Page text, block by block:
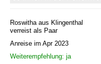
Roswitha aus Klingenthal
verreist als Paar
Anreise im Apr 2023
Weiterempfehlung: ja